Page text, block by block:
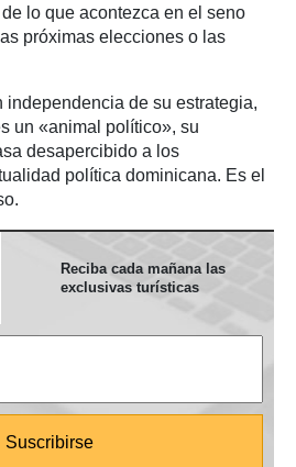
lo que acontezca en el seno
próximas elecciones o las
independencia de su estrategia,
un «animal político», su
desapercibido a los
política dominicana. Es el
Reciba cada mañana las
exclusivas turísticas